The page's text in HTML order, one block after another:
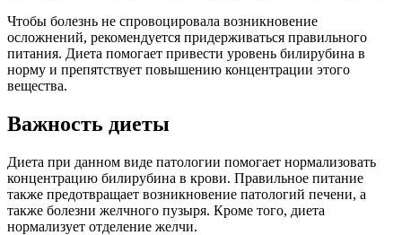
Чтобы болезнь не спровоцировала возникновение
осложнений, рекомендуется придерживаться правильного
питания. Диета помогает привести уровень билирубина в
норму и препятствует повышению концентрации этого
вещества.
Важность диеты
Диета при данном виде патологии помогает нормализовать
концентрацию билирубина в крови. Правильное питание
также предотвращает возникновение патологий печени, а
также болезни желчного пузыря. Кроме того, диета
нормализует отделение желчи.